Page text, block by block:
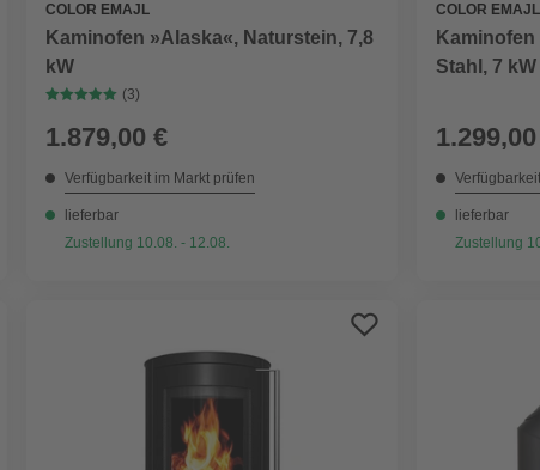
COLOR EMAJL
Kaminofen »Alaska«, Naturstein, 7,8
kW
(3)
1.879,00 €
Verfügbarkeit im Markt prüfen
lieferbar
Zustellung 10.08. - 12.08.
COLOR EMAJL
Stahl, 7 kW
lieferbar
Zustellung